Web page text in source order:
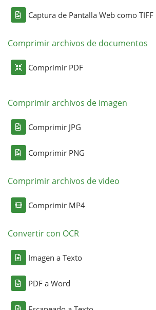
Captura de Pantalla Web como TIFF
Comprimir archivos de documentos
Comprimir PDF
Comprimir archivos de imagen
Comprimir JPG
Comprimir PNG
Comprimir archivos de video
Comprimir MP4
Convertir con OCR
Imagen a Texto
PDF a Word